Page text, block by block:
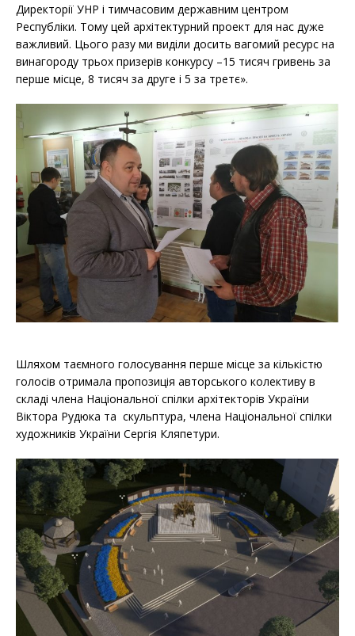
Директорії УНР і тимчасовим державним центром
Республіки. Тому цей архітектурний проект для нас дуже
важливий. Цього разу ми виділи досить вагомий ресурс на
винагороду трьох призерів конкурсу –15 тисяч гривень за
перше місце, 8 тисяч за друге і 5 за третє».
Шляхом таємного голосування перше місце за кількістю
голосів отримала пропозиція авторського колективу в
складі члена Національної спілки архітекторів України
Віктора Рудюка та скульптура, члена Національної спілки
художників України Сергія Кляпетури.